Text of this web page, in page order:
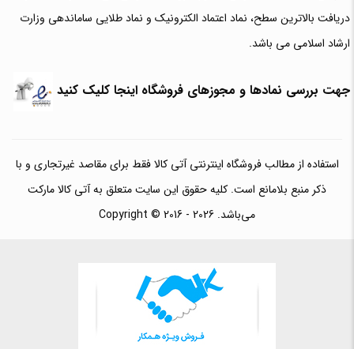
دریافت بالاترین سطح، نماد اعتماد الکترونیک و نماد طلایی ساماندهی وزارت
ارشاد اسلامی می باشد.
جهت بررسی نمادها و مجوزهای فروشگاه اینجا کلیک کنید
استفاده از مطالب فروشگاه اینترنتی آتی کالا فقط برای مقاصد غیرتجاری و با
ذکر منبع بلامانع است. کلیه حقوق این سایت متعلق به آتی کالا مارکت
می‌باشد. Copyright © 2016 - 2026